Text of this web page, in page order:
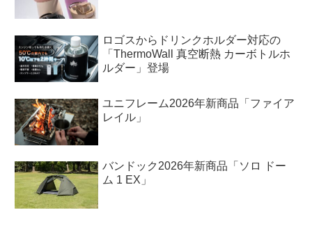
ロゴスからドリンクホルダー対応の
「ThermoWall 真空断熱 カーボトルホ
ルダー」登場
ユニフレーム2026年新商品「ファイア
レイル」
バンドック2026年新商品「ソロ ドー
ム 1 EX」